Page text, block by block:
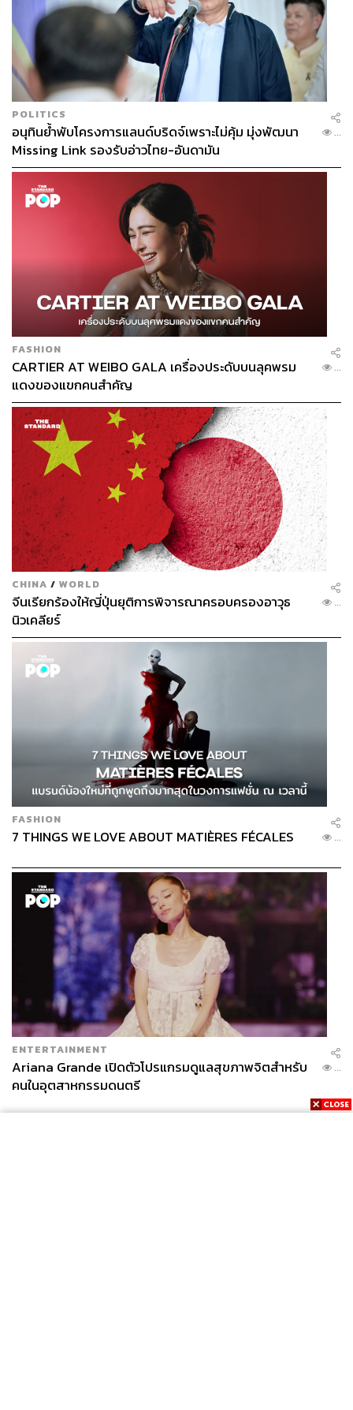
POLITICS
อนุทินย้ำพับโครงการแลนด์บริดจ์เพราะไม่คุ้ม มุ่งพัฒนา
Missing Link รองรับอ่าวไทย-อันดามัน
...
FASHION
CARTIER AT WEIBO GALA เครื่องประดับบนลุคพรม
แดงของแขกคนสำคัญ
...
CHINA / WORLD
จีนเรียกร้องให้ญี่ปุ่นยุติการพิจารณาครอบครองอาวุธ
นิวเคลียร์
...
FASHION
7 THINGS WE LOVE ABOUT MATIÈRES FÉCALES ...
ENTERTAINMENT
Ariana Grande เปิดตัวโปรแกรมดูแลสุขภาพจิตสำหรับ
คนในอุตสาหกรรมดนตรี
...